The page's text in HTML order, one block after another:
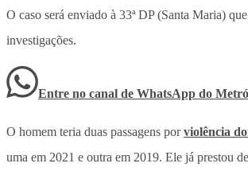
O caso será enviado à 33ª DP (Santa Maria)
investigações.
Entre no canal de WhatsApp do
O homem teria duas passagens porviolência
uma em 2021 e outra em 2019. Ele já prestou